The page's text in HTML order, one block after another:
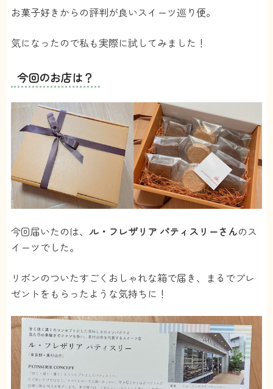
お菓子好きからの評判が良いスイーツ巡り便。
気になったので私も実際に試してみました！
今回のお店は？
今回届いたのは、 ル・フレザリア パティスリーさんのス
イーツでした。
リボンのついたすごくおしゃれな箱で届き、まるでプレ
ゼントをもらったような気持ちに！